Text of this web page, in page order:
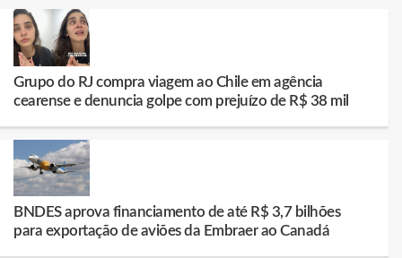
Grupo do RJ compra viagem ao Chile em agência
cearense e denuncia golpe com prejuízo de R$ 38 mil
BNDES aprova financiamento de até R$ 3,7 bilhões
para exportação de aviões da Embraer ao Canadá